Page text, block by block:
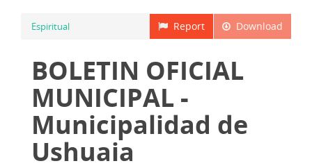
Download
Report
Espiritual
BOLETIN OFICIAL
MUNICIPAL -
Municipalidad de
Ushuaia